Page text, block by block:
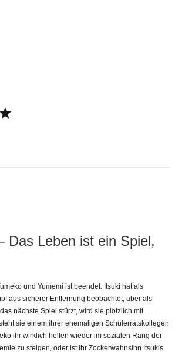
Das Leben ist ein Spiel,
und Yumemi ist beendet. Itsuki hat als
aus sicherer Entfernung beobachtet, aber als
nächste Spiel stürzt, wird sie plötzlich mit
sie einem ihrer ehemaligen Schülerratskollegen
ihr wirklich helfen wieder im sozialen Rang der
zu steigen, oder ist ihr Zockerwahnsinn Itsukis